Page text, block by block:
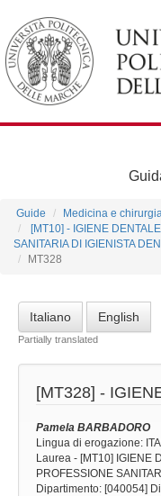
Guide Medicina e
[MT10] - IGIENE
SANITARIA DI IGIENISTA
MT328
Italiano English
Partially translated
[MT328] -
Pamela BARBADORO
Lingua di erogazione:
Laurea - [MT10] IGIENE
PROFESSIONE
Dipartimento: [040054]